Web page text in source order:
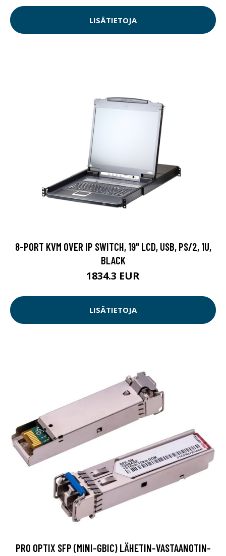
LISÄTIETOJA
8-PORT KVM OVER IP SWITCH, 19" LCD, USB, PS/2, 1U,
BLACK
1834.3 EUR
LISÄTIETOJA
PRO OPTIX SFP (MINI-GBIC) LÄHETIN-VASTAANOTIN-